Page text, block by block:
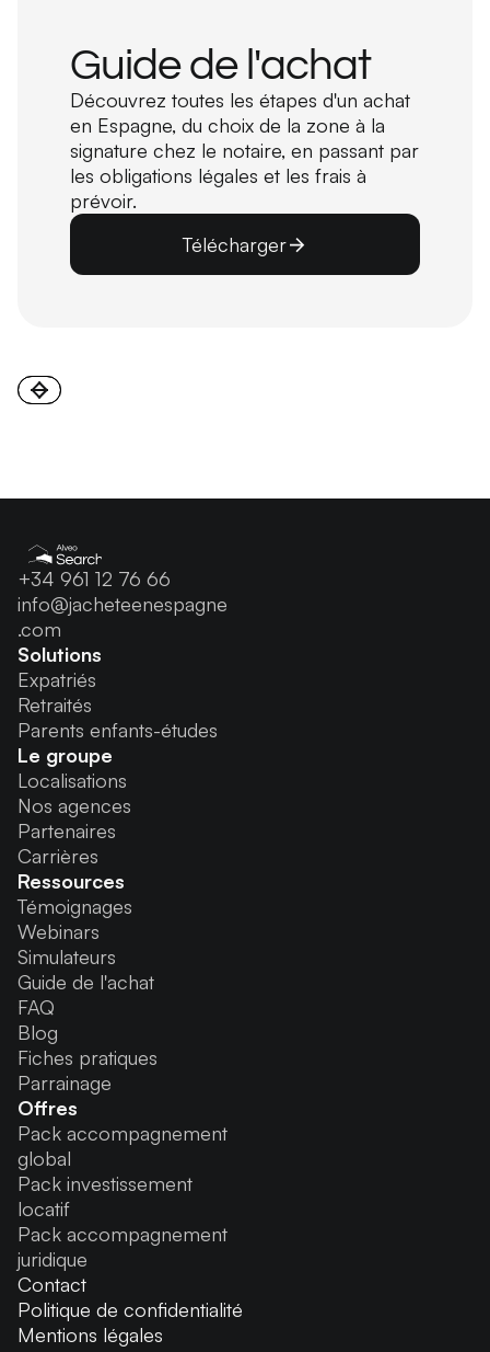
Guide de l'achat
Découvrez toutes les étapes d'un achat
en Espagne, du choix de la zone à la
signature chez le notaire, en passant par
les obligations légales et les frais à
prévoir.
Télécharger
+34 961 12 76 66
info@jacheteenespagne
.com
Solutions
Expatriés
Retraités
Parents enfants-études
Le groupe
Localisations
Nos agences
Partenaires
Carrières
Ressources
Témoignages
Webinars
Simulateurs
Guide de l'achat
FAQ
Blog
Fiches pratiques
Parrainage
Offres
Pack accompagnement
global
Pack investissement
locatif
Pack accompagnement
juridique
Contact
Politique de confidentialité
Mentions légales